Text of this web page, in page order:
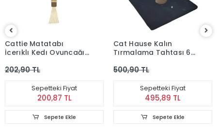
Cattie Matatabı
İçerıklı Kedı Oyuncağı
Cm
202,90 TL
Sepetteki Fiyat
200,87 TL
Sepete Ekle
Cat Hause Kalın
Tırmalama Tahtası 65
500,90 TL
Sepetteki Fiyat
495,89 TL
Sepete Ekle